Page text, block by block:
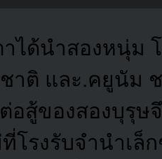
ได้นำสองหนุ่ม
าติ และ.คยูนัม
อสู้ของสองบุรุษ
รงรับจำนำเล็ก